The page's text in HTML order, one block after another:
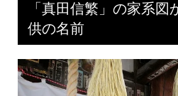
「真田信繁」の家系図
供の名前